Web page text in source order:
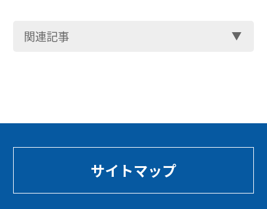
関連記事
サイトマップ